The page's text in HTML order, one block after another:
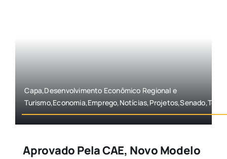
Capa,Desenvolvimento Econômico Regional e
Aprovado Pela CAE, Novo Modelo